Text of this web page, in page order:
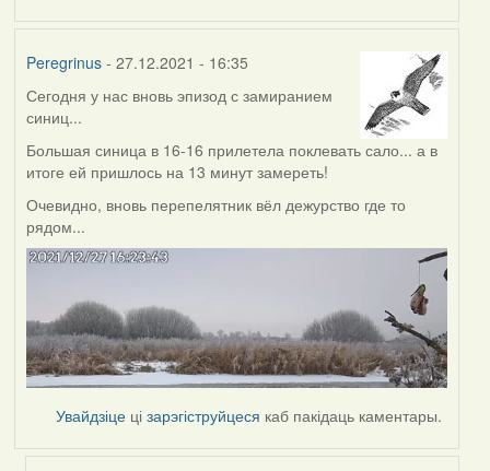
Peregrinus- 27.12.2021 - 16:35
Сегодня у нас вновь эпизод с замиранием
синиц...
Большая синица в 16-16 прилетела поклевать сало... а в
итоге ей пришлось на 13 минут замереть!
Очевидно, вновь перепелятник вёл дежурство где то
рядом...
Увайдзіце цізарэгіструйцеся каб пакідаць каментары.